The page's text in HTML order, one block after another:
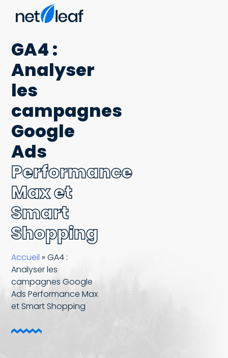
GA4 :
Analyser
les
campagnes
Google
Ads
Performance
Max et
Smart
Shopping
Accueil »GA4 :
Analyser les
campagnes Google
Ads Performance Max
et Smart Shopping